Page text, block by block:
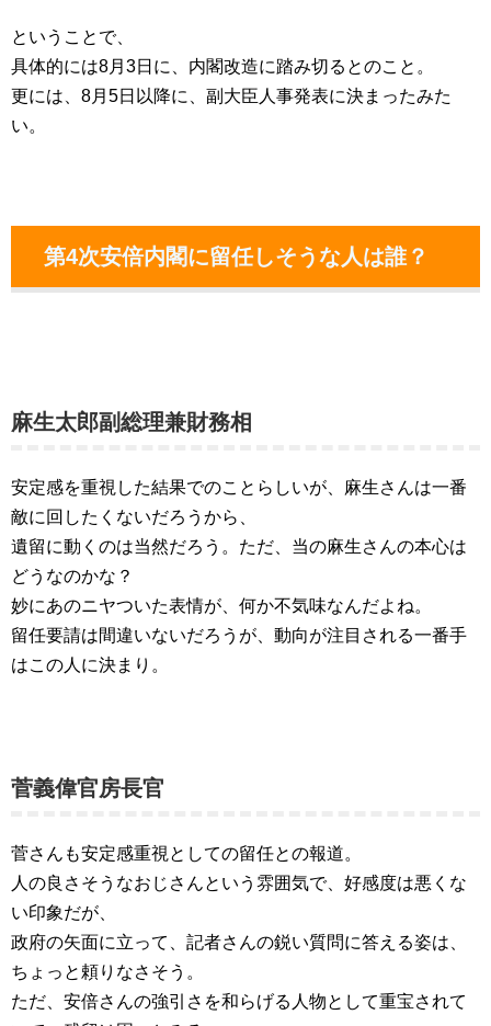
ということで、
具体的には8月3日に、内閣改造に踏み切るとのこと。
更には、8月5日以降に、副大臣人事発表に決まったみた
い。
第4次安倍内閣に留任しそうな人は誰？
麻生太郎副総理兼財務相
安定感を重視した結果でのことらしいが、麻生さんは一番
敵に回したくないだろうから、
遺留に動くのは当然だろう。ただ、当の麻生さんの本心は
どうなのかな？
妙にあのニヤついた表情が、何か不気味なんだよね。
留任要請は間違いないだろうが、動向が注目される一番手
はこの人に決まり。
菅義偉官房長官
菅さんも安定感重視としての留任との報道。
人の良さそうなおじさんという雰囲気で、好感度は悪くな
い印象だが、
政府の矢面に立って、記者さんの鋭い質問に答える姿は、
ちょっと頼りなさそう。
ただ、安倍さんの強引さを和らげる人物として重宝されて